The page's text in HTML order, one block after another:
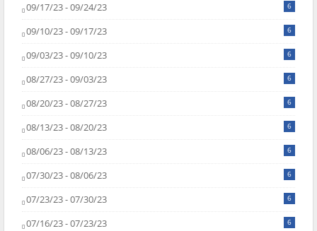
09/17/23 - 09/24/23 6
09/10/23 - 09/17/23 6
09/03/23 - 09/10/23 6
08/27/23 - 09/03/23 6
08/20/23 - 08/27/23 6
08/13/23 - 08/20/23 6
08/06/23 - 08/13/23 6
07/30/23 - 08/06/23 6
07/23/23 - 07/30/23 6
07/16/23 - 07/23/23 6